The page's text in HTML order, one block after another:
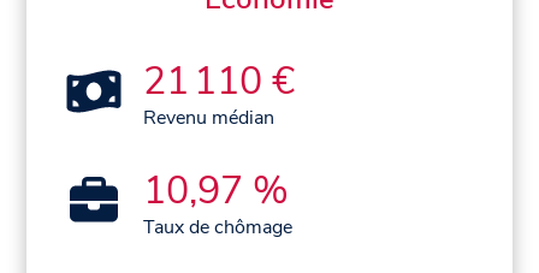
21 110 €
Revenu médian
10,97 %
Taux de chômage